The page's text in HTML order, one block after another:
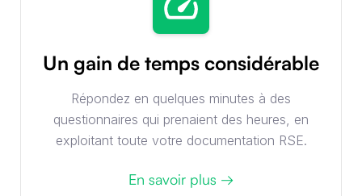
Un gain de temps considérable
Répondez en quelques minutes à des
questionnaires qui prenaient des heures, en
exploitant toute votre documentation RSE.
En savoir plus →